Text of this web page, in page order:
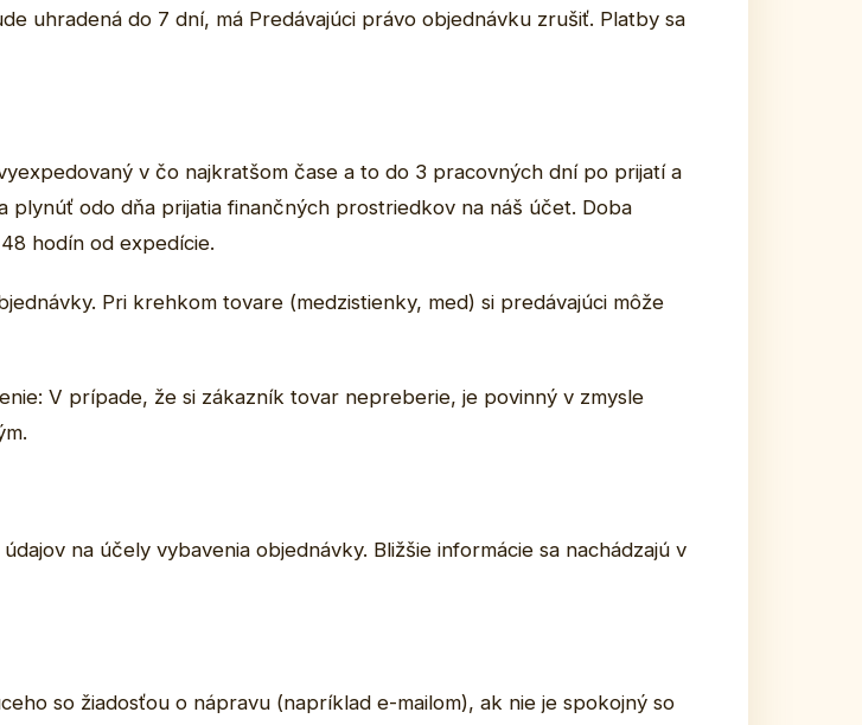
uhradená do 7 dní, má Predávajúci právo objednávku zrušiť. Platby sa
v čo najkratšom čase a to do 3 pracovných dní po prijatí a
odo dňa prijatia finančných prostriedkov na náš účet. Doba
hodín od expedície.
Pri krehkom tovare (medzistienky, med) si predávajúci môže
V prípade, že si zákazník tovar nepreberie, je povinný v zmysle
na účely vybavenia objednávky. Bližšie informácie sa nachádzajú v
so žiadosťou o nápravu (napríklad e-mailom), ak nie je spokojný so